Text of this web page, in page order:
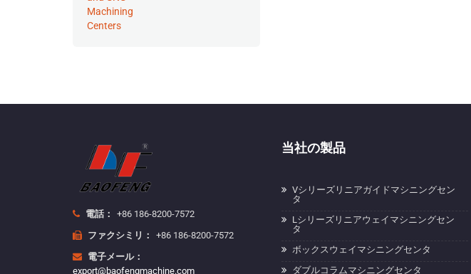
電話：
+86 186-8200-7572
ファクシミリ：
+86 186-8200-7572
電子メール：
export@baofengmachine.com
当社の製品
Vシリーズリニアガイドマシニングセン
タ
Lシリーズリニアウェイマシニングセン
タ
ボックスウェイマシニングセンタ
ダブルコラムマシニングセンタ